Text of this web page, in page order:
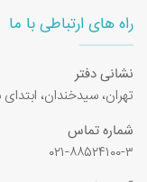
راه های ارتباطی با ما
نشانی دفتر
تهران، سیدخندان، ابتدای
شماره تماس
۰۲۱-۸۸۵۲۴۱۰۰-۳